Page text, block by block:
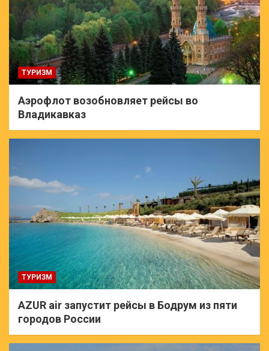
ТУРИЗМ
Аэрофлот возобновляет рейсы во
Владикавказ
ТУРИЗМ
AZUR air запустит рейсы в Бодрум из пяти
городов России